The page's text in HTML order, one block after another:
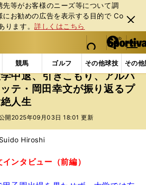
等がお客様のニーズ等について調
にお勧めの広告を表⽰する⽬的で Co
ります。詳しくはこちら
閉じ
る
web Sportiva (webスポルティーバ)
検索
マイペ
ー
ジ
メニュ
競馬 ゴルフ その他球技 その
プロ野球 【プロ野球】大学中退、
中退、引きこもり、アルバ
テ・岡田幸文が振り返るプ
人生
開 2025年09月03日 18:01 更新
Hiroshi
ンタビュー（前編）